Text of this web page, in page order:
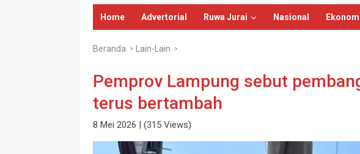
Home Advertorial Ruwa Jurai Nasional
Beranda Lain-Lain
Pemprov Lampung sebut
terus bertambah
8 Mei 2026 | (315 Views)